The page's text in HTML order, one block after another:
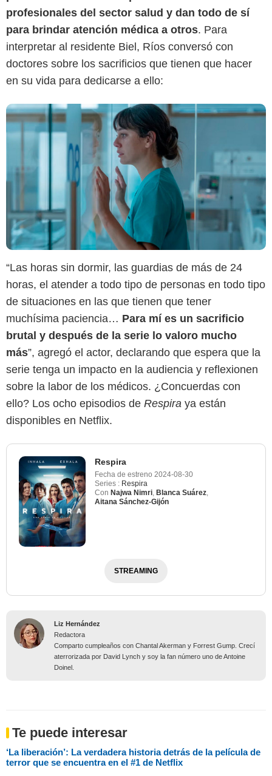
profesionales del sector salud y dan todo de sí
para brindar atención médica a otros. Para
interpretar al residente Biel, Ríos conversó con
doctores sobre los sacrificios que tienen que hacer
en su vida para dedicarse a ello:
“Las horas sin dormir, las guardias de más de 24
horas, el atender a todo tipo de personas en todo tipo
de situaciones en las que tienen que tener
muchísima paciencia… Para mí es un sacrificio
brutal y después de la serie lo valoro mucho
más”, agregó el actor, declarando que espera que la
serie tenga un impacto en la audiencia y reflexionen
sobre la labor de los médicos. ¿Concuerdas con
ello? Los ocho episodios de Respira ya están
disponibles en Netflix.
Respira
Fecha de estreno 2024-08-30
Series : Respira
Con Najwa Nimri, Blanca Suárez,
Aitana Sánchez-Gijón
STREAMING
Liz Hernández
Redactora
Comparto cumpleaños con Chantal Akerman y Forrest Gump. Crecí
aterrorizada por David Lynch y soy la fan número uno de Antoine
Doinel.
Te puede interesar
‘La liberación’: La verdadera historia detrás de la película de
terror que se encuentra en el #1 de Netflix